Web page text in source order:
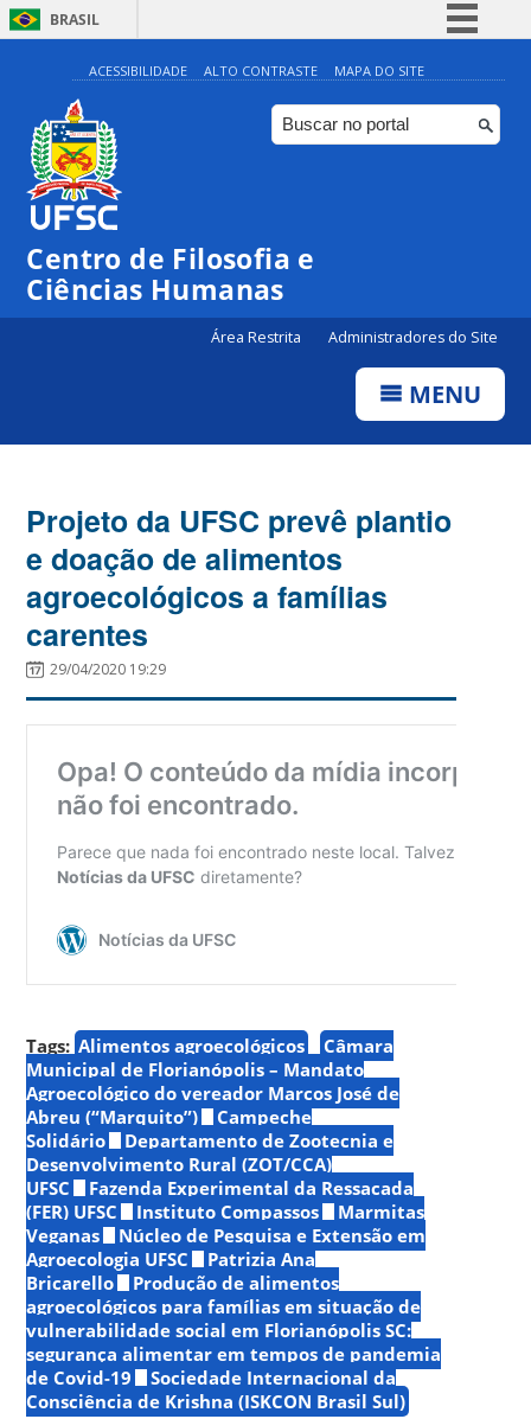
BRASIL
Simplifique!
Comunica BR
Participe
ACESSIBILIDADE ALTO CONTRASTE MAPA DO SITE
Centro de Filosofia e
Ciências Humanas
Área Restrita Administradores do Site
MENU
Projeto da UFSC prevê plantio
e doação de alimentos
agroecológicos a famílias
carentes
29/04/2020 19:29
Tags: Alimentos agroecológicos
Câmara
Municipal de Florianópolis – Mandato
Agroecológico do vereador Marcos José de
Abreu (“Marquito”)
Campeche
Solidário
Departamento de Zootecnia e
Desenvolvimento Rural (ZOT/CCA)
UFSC
Fazenda Experimental da Ressacada
(FER) UFSC
Instituto Compassos
Marmitas
Veganas
Núcleo de Pesquisa e Extensão em
Agroecologia UFSC
Patrizia Ana
Bricarello
Produção de alimentos
agroecológicos para famílias em situação de
vulnerabilidade social em Florianópolis SC:
segurança alimentar em tempos de pandemia
de Covid-19
Sociedade Internacional da
Consciência de Krishna (ISKCON Brasil Sul)